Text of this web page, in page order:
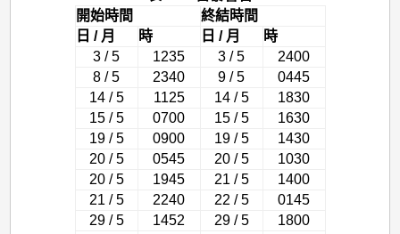
開始時間
終結時間
日 / 月
時 日 / 月
時
3 / 5
1235 3 / 5
2400
8 / 5
2340 9 / 5
0445
14 / 5
1125 14 / 5
1830
15 / 5
0700 15 / 5
1630
19 / 5
0900 19 / 5
1430
20 / 5
0545 20 / 5
1030
20 / 5
1945 21 / 5
1400
21 / 5
2240 22 / 5
0145
29 / 5
1452 29 / 5
1800